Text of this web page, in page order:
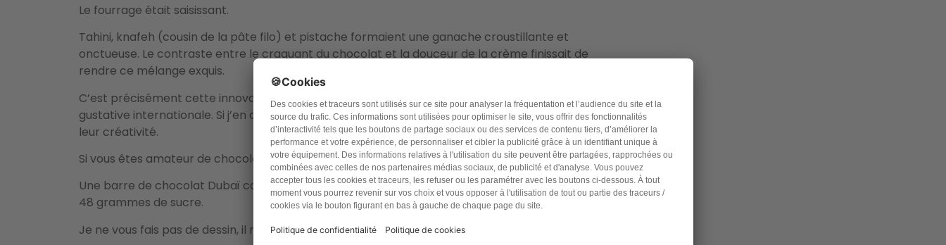
Le fourrage était saisissant.
Tahini, knafeh (cousin de la pâte filo) et pistache formaient une ganache croustillante et
onctueuse. Le contraste entre le craquant du chocolat et la douceur de la crème finissait de
rendre ce mélange exquis.
C’est précisément cette innovation digne de la chocolaterie Wonka qui a créé une sensation
gustative internationale. Si j’en conviens que les prix sont exorbitants, je salue les chocolatiers pour
leur créativité.
Si vous êtes amateur de chocolat, je vous invite à goûter cette création, mais à ne pas en abuser.
Une barre de chocolat Dubaï contient près de 600 calories, 40 grammes de matières grasses et
48 grammes de sucre.
Je ne vous fais pas de dessin, il ne s’agit pas d’un “aliment santé”.